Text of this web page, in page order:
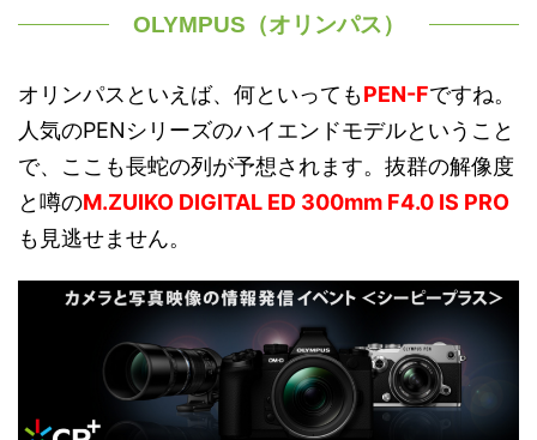
OLYMPUS（オリンパス）
オリンパスといえば、何といってもPEN-Fですね。
人気のPENシリーズのハイエンドモデルということ
で、ここも長蛇の列が予想されます。抜群の解像度
と噂のM.ZUIKO DIGITAL ED 300mm F4.0 IS PRO
も見逃せません。